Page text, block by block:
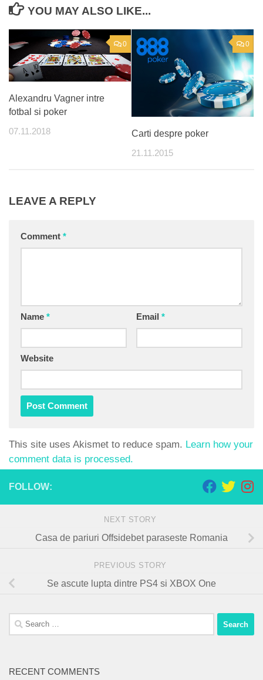
YOU MAY ALSO LIKE...
0
Alexandru Vagner intre
fotbal si poker
07.11.2018
0
Carti despre poker
21.11.2015
LEAVE A REPLY
Comment *
Name * Email *
Website
This site uses Akismet to reduce spam. Learn how your
comment data is processed.
FOLLOW:
NEXT STORY
Casa de pariuri Offsidebet paraseste Romania
PREVIOUS STORY
Se ascute lupta dintre PS4 si XBOX One
Search
for:
RECENT COMMENTS